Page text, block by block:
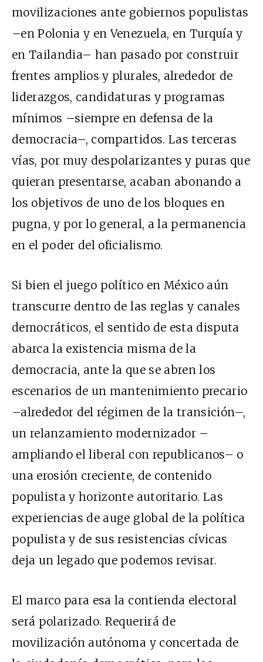
movilizaciones ante gobiernos populistas
–en Polonia y en Venezuela, en Turquía y
en Tailandia– han pasado por construir
frentes amplios y plurales, alrededor de
liderazgos, candidaturas y programas
mínimos –siempre en defensa de la
democracia–, compartidos. Las terceras
vías, por muy despolarizantes y puras que
quieran presentarse, acaban abonando a
los objetivos de uno de los bloques en
pugna, y por lo general, a la permanencia
en el poder del oficialismo.
Si bien el juego político en México aún
transcurre dentro de las reglas y canales
democráticos, el sentido de esta disputa
abarca la existencia misma de la
democracia, ante la que se abren los
escenarios de un mantenimiento precario
–alrededor del régimen de la transición–,
un relanzamiento modernizador –
ampliando el liberal con republicanos– o
una erosión creciente, de contenido
populista y horizonte autoritario. Las
experiencias de auge global de la política
populista y de sus resistencias cívicas
deja un legado que podemos revisar.
El marco para esa la contienda electoral
será polarizado. Requerirá de
movilización autónoma y concertada de